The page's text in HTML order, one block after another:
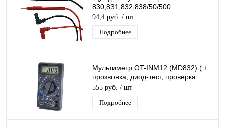
830,831,832,838/50/500
94,4 руб. / шт
Подробнее
Мультиметр OT-INM12 (МD832) ( +
прозвонка, диод-тест, проверка
транзисторов)
555 руб. / шт
Подробнее